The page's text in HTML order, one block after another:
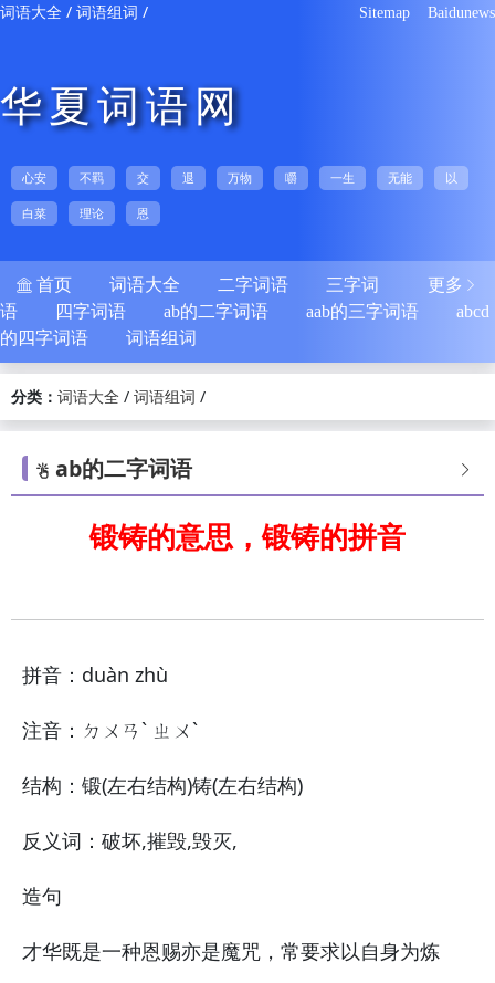
词语大全 / 词语组词 / Sitemap Baidunews
华夏词语网
心安 不羁 交 退 万物 嚼 一生 无能 以
白菜 理论 恩
更多 
 首页 词语大全 二字词语
三字词
语
四字词语 ab的二字词语 aab的三字词语
abcd
的四字词语
词语组词
分类： 词语大全 / 词语组词 /

 ab的二字词语
锻铸的意思，锻铸的拼音
拼音：duàn zhù
注音：ㄉㄨㄢˋ ㄓㄨˋ
结构：锻(左右结构)铸(左右结构)
反义词：破坏,摧毁,毁灭,
造句
才华既是一种恩赐亦是魔咒，常要求以自身为炼